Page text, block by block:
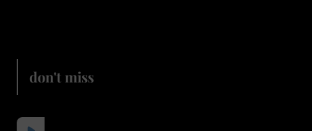
don't miss